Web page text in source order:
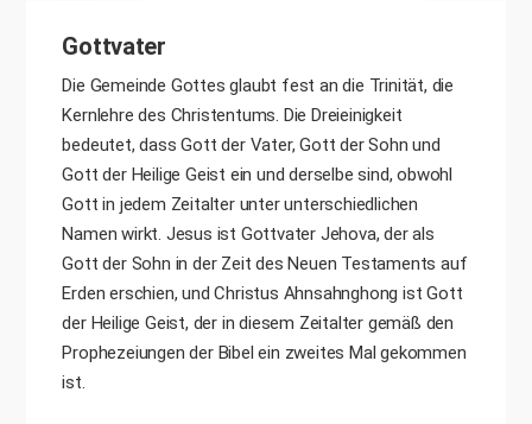
Gottvater
Die Gemeinde Gottes glaubt fest an die Trinität, die
Kernlehre des Christentums. Die Dreieinigkeit
bedeutet, dass Gott der Vater, Gott der Sohn und
Gott der Heilige Geist ein und derselbe sind, obwohl
Gott in jedem Zeitalter unter unterschiedlichen
Namen wirkt. Jesus ist Gottvater Jehova, der als
Gott der Sohn in der Zeit des Neuen Testaments auf
Erden erschien, und Christus Ahnsahnghong ist Gott
der Heilige Geist, der in diesem Zeitalter gemäß den
Prophezeiungen der Bibel ein zweites Mal gekommen
ist.